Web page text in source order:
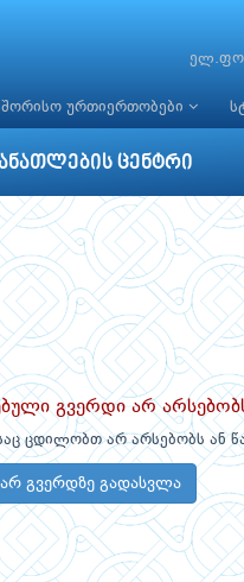
ურთიერთობები
ცენტრი
გვერდი არ
ცდილობთ არ არსებობს ან
გვერდზე გადასვლა